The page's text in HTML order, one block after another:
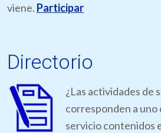
viene. Participar
Directorio
¿Las actividades de
corresponden a uno
servicio contenidos